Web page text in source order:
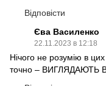
Відповісти
Єва Василенко
22.11.2023 в 12:18
Нічого не розумію в
точно – ВИГЛЯДАЮТЬ